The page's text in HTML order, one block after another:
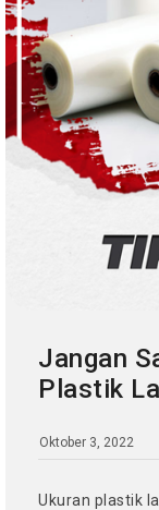
Jangan
Plastik
Oktober 3, 2022
Ukuran plastik